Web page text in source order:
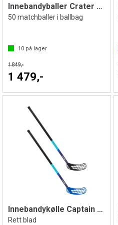
Innebandyballer Crater Unihoc | Hvit
50 matchballer i ballbag
10 på lager
1 849,-
1 479,-
Innebandykølle Captain 85 cm
Rett blad